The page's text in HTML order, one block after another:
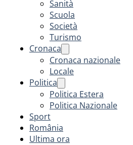
Sanità
Scuola
Società
Turismo
Cronaca
Cronaca nazionale
Locale
Politica
Politica Estera
Politica Nazionale
Sport
România
Ultima ora